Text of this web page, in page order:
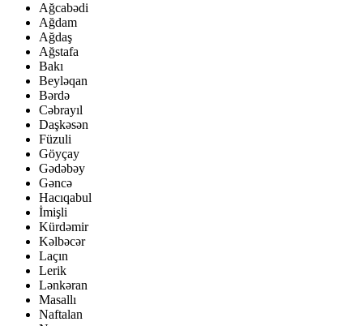
Ağcabədi
Ağdam
Ağdaş
Ağstafa
Bakı
Beyləqan
Bərdə
Cəbrayıl
Daşkəsən
Füzuli
Göyçay
Gədəbəy
Gəncə
Hacıqabul
İmişli
Kürdəmir
Kəlbəcər
Laçın
Lerik
Lənkəran
Masallı
Naftalan